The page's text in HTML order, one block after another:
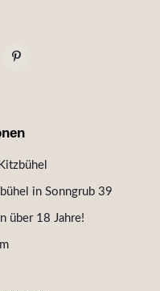
in Sonngrub 39
über 18 Jahre!